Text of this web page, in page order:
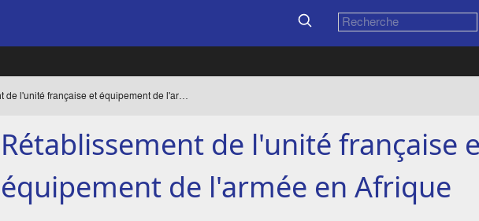
Rétablissement de l'unité française et équipement de l'armée en Afrique
Rétablissement de l'unité française
équipement de l'armée en Afrique